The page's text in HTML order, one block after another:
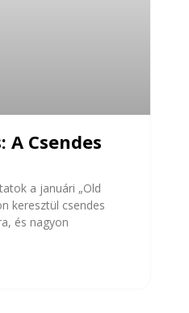
A Csendes
a januári „Old
keresztül csendes
és nagyon